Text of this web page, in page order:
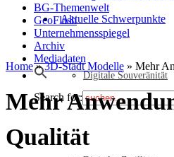
Aktuelle Schwerpunkte
Digitale Souveränität
BG-Themenwelt
GeoFlash
Unternehmensspiegel
Archiv
Mediadaten
Search for:
Home»3D-Stadt Modelle » Mehr
Mehr
Qualität